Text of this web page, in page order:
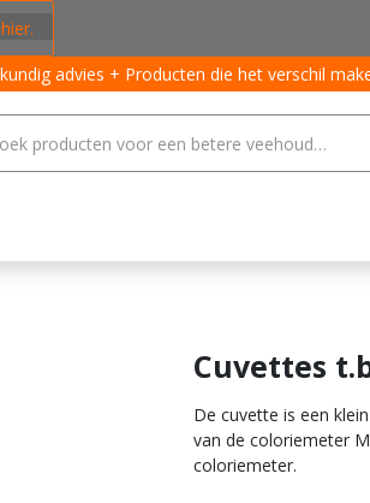
hier.
advies + Producten die het verschil
Cuvettes
De cuvette is een
van de coloriemeter
coloriemeter.